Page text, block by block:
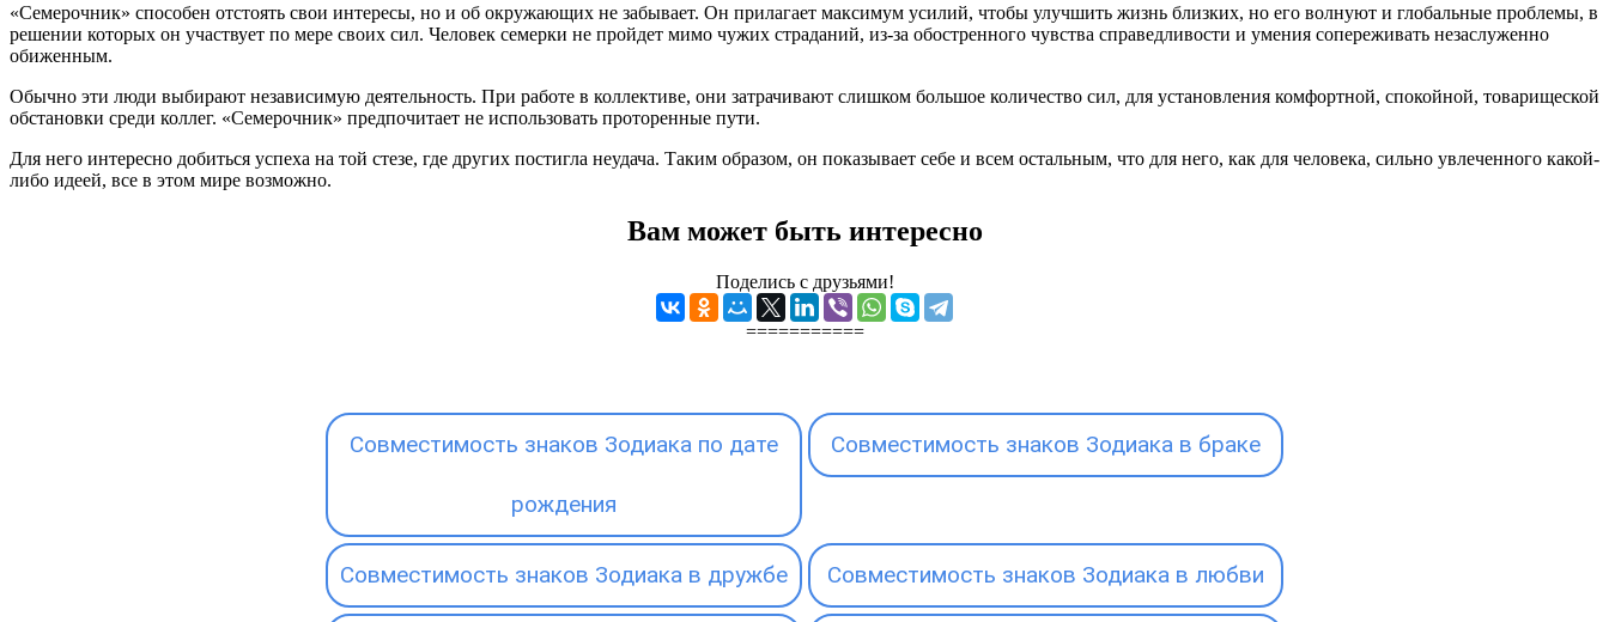
«Семерочник» способен отстоять свои интересы, но и об окружающих не забывает. Он прилагает максимум усилий, чтобы улучшить жизнь близких, но его волнуют и глобальные проблемы, в
решении которых он участвует по мере своих сил. Человек семерки не пройдет мимо чужих страданий, из-за обостренного чувства справедливости и умения сопереживать незаслуженно
обиженным.
Обычно эти люди выбирают независимую деятельность. При работе в коллективе, они затрачивают слишком большое количество сил, для установления комфортной, спокойной, товарищеской
обстановки среди коллег. «Семерочник» предпочитает не использовать проторенные пути.
Для него интересно добиться успеха на той стезе, где других постигла неудача. Таким образом, он показывает себе и всем остальным, что для него, как для человека, сильно увлеченного какой-
либо идеей, все в этом мире возможно.
Вам может быть интересно
Поделись с друзьями!
===========
Совместимость знаков Зодиака по дате
рождения
Совместимость знаков Зодиака в браке
Совместимость знаков Зодиака в дружбе Совместимость знаков Зодиака в любви